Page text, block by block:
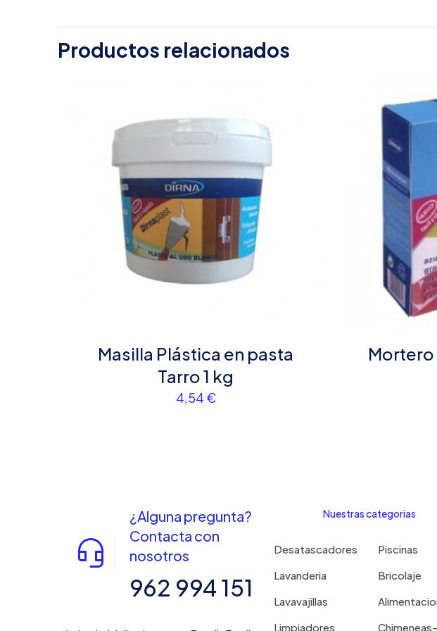
Tu puntuación
Correo
Productos relacionados
Masilla Plástica en pasta
Tarro 1 kg
4,54 €
Mortero
¿Alguna pregunta?
Contacta con
nosotros
962 994 151
Nuestras categorias
Desatascadores
Lavanderia
Lavavajillas
Limpiadores
Piscinas
Bricolaje
Chimeneas-